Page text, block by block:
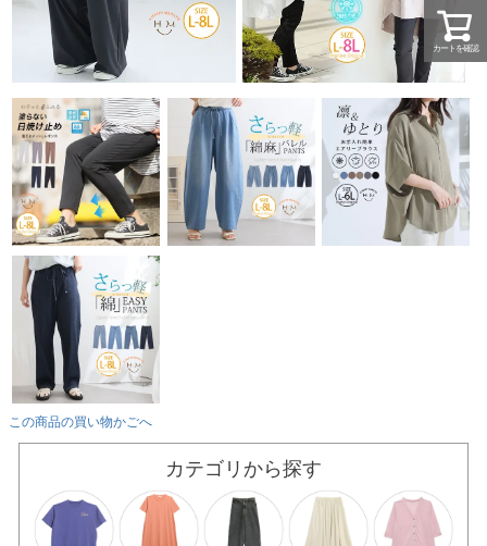
この商品の買い物かごへ
カートを確認
カテゴリから探す